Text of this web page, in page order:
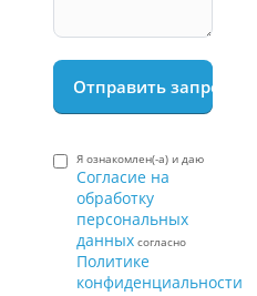
Я ознакомлен(-а) и даю
Согласие на
обработку
персональных
данных согласно
Политике
конфиденциальности